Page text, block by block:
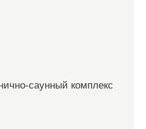
саунный комплекс